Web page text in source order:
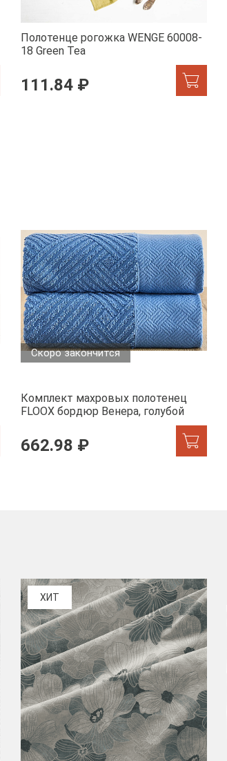
Полотенце рогожка WENGE 60008-
18 Green Tea
111.84 ₽
Скоро закончится
Комплект махровых полотенец
FLOOX бордюр Венера, голубой
662.98 ₽
ХИТ